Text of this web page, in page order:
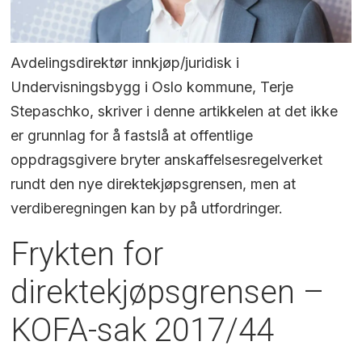
Avdelingsdirektør innkjøp/juridisk i
Undervisningsbygg i Oslo kommune, Terje
Stepaschko, skriver i denne artikkelen at det ikke
er grunnlag for å fastslå at offentlige
oppdragsgivere bryter anskaffelsesregelverket
rundt den nye direktekjøpsgrensen, men at
verdiberegningen kan by på utfordringer.
Frykten for
direktekjøpsgrensen –
KOFA-sak 2017/44